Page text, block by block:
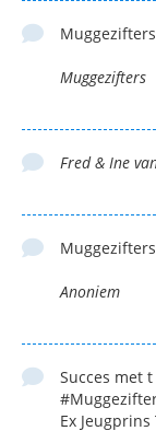
Muggezifters
Fred & Ine
Muggezifters
Anoniem
Succes met
Ex